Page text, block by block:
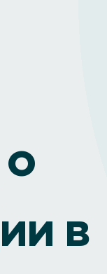
О
В